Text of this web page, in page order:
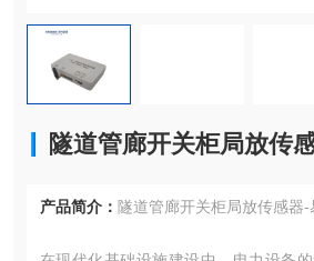
隧道管廊开关柜局放传
产品简介： 隧道管廊开关柜局放传感器-